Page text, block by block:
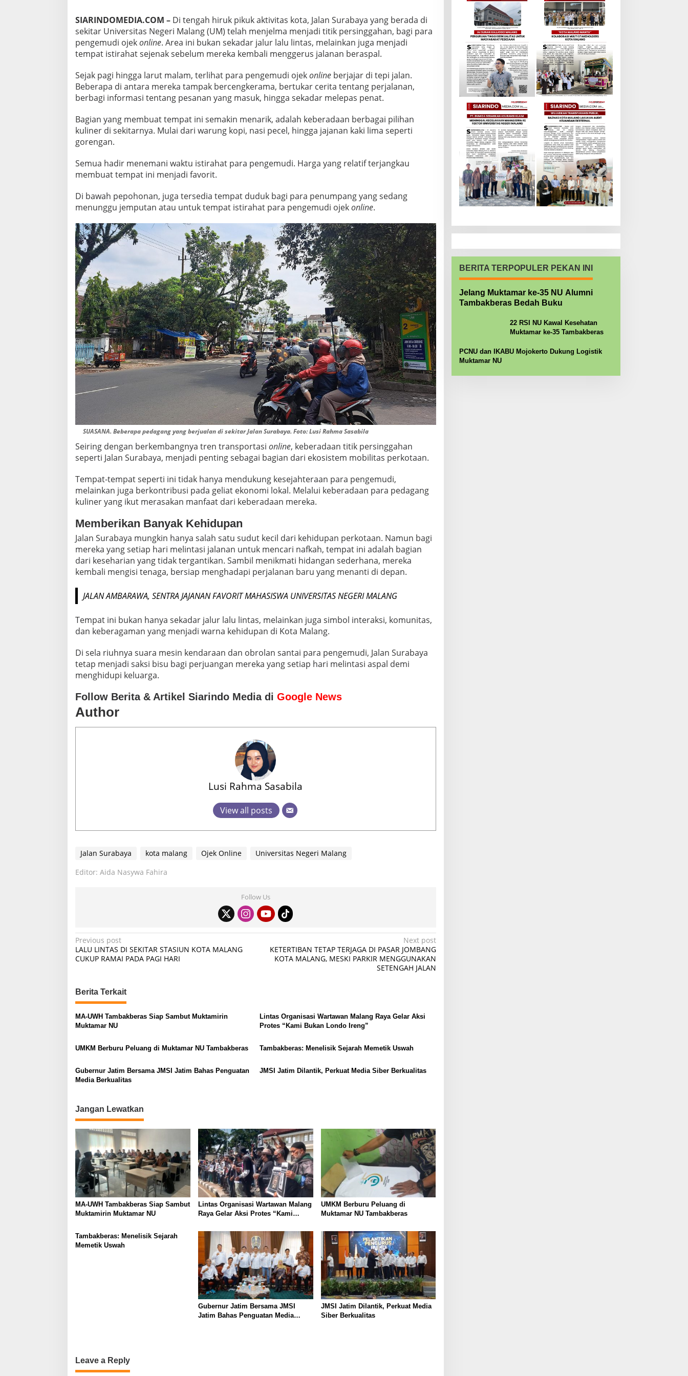
A
S
E
S
N
G
K
A
P
E
N
M
U
D
O
J
K
L
N
E
SIARINDOMEDIA.COM – Di tengah hiruk pikuk aktivitas kota, Jalan Surabaya yang berada di
sekitar Universitas Negeri Malang (UM) telah menjelma menjadi titik persinggahan, bagi para
pengemudi ojekonline. Area ini bukan sekadar jalur lalu lintas, melainkan juga menjadi
tempat istirahat sejenak sebelum mereka kembali menggerus jalanan beraspal.
Sejak pagi hingga larut malam, terlihat para pengemudi ojekonline berjajar di tepi jalan.
Beberapa di antara mereka tampak bercengkerama, bertukar cerita tentang perjalanan,
berbagi informasi tentang pesanan yang masuk, hingga sekadar melepas penat.
Bagian yang membuat tempat ini semakin menarik, adalah keberadaan berbagai pilihan
kuliner di sekitarnya. Mulai dari warung kopi, nasi pecel, hingga jajanan kaki lima seperti
gorengan.
Semua hadir menemani waktu istirahat para pengemudi. Harga yang relatif terjangkau
membuat tempat ini menjadi favorit.
Di bawah pepohonan, juga tersedia tempat duduk bagi para penumpang yang sedang
menunggu jemputan atau untuk tempat istirahat para pengemudi ojekonline.
SUASANA. Beberapa pedagang yang berjualan di sekitar Jalan Surabaya. Foto: Lusi Rahma Sasabila
Seiring dengan berkembangnya tren transportasi online, keberadaan titik persinggahan
seperti Jalan Surabaya, menjadi penting sebagai bagian dari ekosistem mobilitas perkotaan.
Tempat-tempat seperti ini tidak hanya mendukung kesejahteraan para pengemudi,
melainkan juga berkontribusi pada geliat ekonomi lokal. Melalui keberadaan para pedagang
kuliner yang ikut merasakan manfaat dari keberadaan mereka.
Memberikan Banyak Kehidupan
Jalan Surabaya mungkin hanya salah satu sudut kecil dari kehidupan perkotaan. Namun bagi
mereka yang setiap hari melintasi jalanan untuk mencari nafkah, tempat ini adalah bagian
dari keseharian yang tidak tergantikan. Sambil menikmati hidangan sederhana, mereka
kembali mengisi tenaga, bersiap menghadapi perjalanan baru yang menanti di depan.
JALAN AMBARAWA, SENTRA JAJANAN FAVORIT MAHASISWA UNIVERSITAS NEGERI MALANG
Tempat ini bukan hanya sekadar jalur lalu lintas, melainkan juga simbol interaksi, komunitas,
dan keberagaman yang menjadi warna kehidupan di Kota Malang.
Di sela riuhnya suara mesin kendaraan dan obrolan santai para pengemudi, Jalan Surabaya
tetap menjadi saksi bisu bagi perjuangan mereka yang setiap hari melintasi aspal demi
menghidupi keluarga.
Follow Berita & Artikel Siarindo Media di Google News
Author
Lusi Rahma Sasabila
View all posts
Jalan Surabaya kota malang Ojek Online
Universitas Negeri Malang
Editor: Aida Nasywa Fahira
Follow Us
P
o
t
n
a
v
i
a
t
o
n
Previous post
LALU LINTAS DI SEKITAR STASIUN KOTA MALANG
CUKUP RAMAI PADA PAGI HARI
Next post
KETERTIBAN TETAP TERJAGA DI PASAR JOMBANG
KOTA MALANG, MESKI PARKIR MENGGUNAKAN
SETENGAH JALAN
Berita Terkait
MA-UWH Tambakberas Siap Sambut Muktamirin
Muktamar NU
Lintas Organisasi Wartawan Malang Raya Gelar Aksi
Protes “Kami Bukan Londo Ireng”
UMKM Berburu Peluang di Muktamar NU Tambakberas Tambakberas: Menelisik Sejarah Memetik Uswah
Gubernur Jatim Bersama JMSI Jatim Bahas Penguatan
Media Berkualitas
JMSI Jatim Dilantik, Perkuat Media Siber Berkualitas
Jangan Lewatkan
MA-UWH Tambakberas Siap Sambut
Muktamirin Muktamar NU
Lintas Organisasi Wartawan Malang
Raya Gelar Aksi Protes “Kami
UMKM Berburu Peluang di
Muktamar NU Tambakberas
Tambakberas: Menelisik Sejarah
Memetik Uswah
Gubernur Jatim Bersama JMSI
Jatim Bahas Penguatan Media
JMSI Jatim Dilantik, Perkuat Media
Siber Berkualitas
Leave a Reply
BERITA TERPOPULER PEKAN INI
Jelang Muktamar ke-35 NU Alumni
Tambakberas Bedah Buku
22 RSI NU Kawal Kesehatan
Muktamar ke-35 Tambakberas
PCNU dan IKABU Mojokerto Dukung Logistik
Muktamar NU